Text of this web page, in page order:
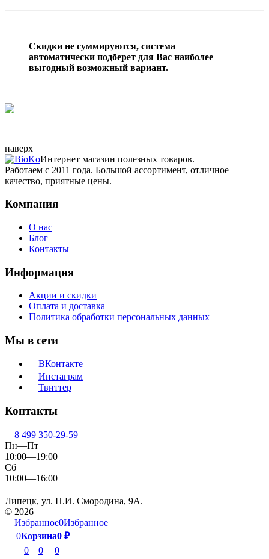
Скидки не суммируются, система
автоматически подберет для Вас наиболее
выгодный возможный вариант.
наверх
Интернет магазин полезных товаров.
Работаем с 2011 года. Большой ассортимент, отличное
качество, приятные цены.
Компания
О нас
Блог
Контакты
Информация
Акции и скидки
Оплата и доставка
Политика обработки персональных данных
Мы в сети
ВКонтакте
Инстаграм
Твиттер
Контакты
8 499 350-29-59
Пн—Пт
10:00—19:00
Сб
10:00—16:00
Липецк, ул. П.И. Смородина, 9А.
© 2026
Избранное0Избранное
0Корзина0 ₽
0
0 0